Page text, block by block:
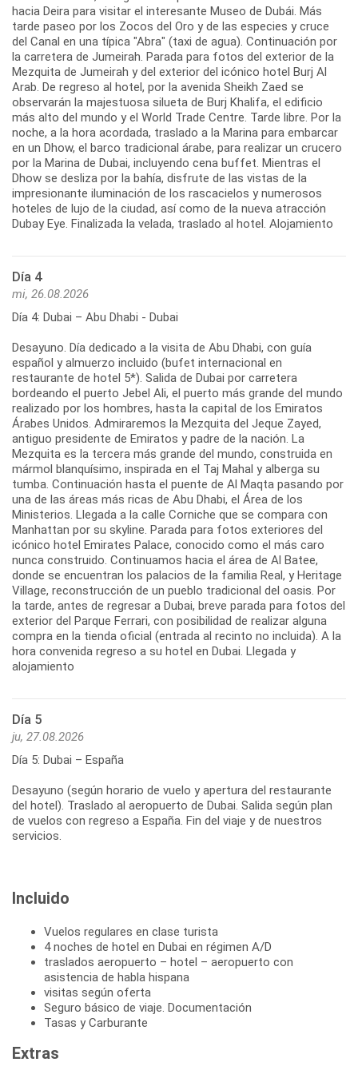
hacia Deira para visitar el interesante Museo de Dubái. Más
tarde paseo por los Zocos del Oro y de las especies y cruce
del Canal en una típica "Abra" (taxi de agua). Continuación por
la carretera de Jumeirah. Parada para fotos del exterior de la
Mezquita de Jumeirah y del exterior del icónico hotel Burj Al
Arab. De regreso al hotel, por la avenida Sheikh Zaed se
observarán la majestuosa silueta de Burj Khalifa, el edificio
más alto del mundo y el World Trade Centre. Tarde libre. Por la
noche, a la hora acordada, traslado a la Marina para embarcar
en un Dhow, el barco tradicional árabe, para realizar un crucero
por la Marina de Dubai, incluyendo cena buffet. Mientras el
Dhow se desliza por la bahía, disfrute de las vistas de la
impresionante iluminación de los rascacielos y numerosos
hoteles de lujo de la ciudad, así como de la nueva atracción
Dubay Eye. Finalizada la velada, traslado al hotel. Alojamiento
Día 4
mi, 26.08.2026
Día 4: Dubai – Abu Dhabi - Dubai
Desayuno. Día dedicado a la visita de Abu Dhabi, con guía
español y almuerzo incluido (bufet internacional en
restaurante de hotel 5*). Salida de Dubai por carretera
bordeando el puerto Jebel Ali, el puerto más grande del mundo
realizado por los hombres, hasta la capital de los Emiratos
Árabes Unidos. Admiraremos la Mezquita del Jeque Zayed,
antiguo presidente de Emiratos y padre de la nación. La
Mezquita es la tercera más grande del mundo, construida en
mármol blanquísimo, inspirada en el Taj Mahal y alberga su
tumba. Continuación hasta el puente de Al Maqta pasando por
una de las áreas más ricas de Abu Dhabi, el Área de los
Ministerios. Llegada a la calle Corniche que se compara con
Manhattan por su skyline. Parada para fotos exteriores del
icónico hotel Emirates Palace, conocido como el más caro
nunca construido. Continuamos hacia el área de Al Batee,
donde se encuentran los palacios de la familia Real, y Heritage
Village, reconstrucción de un pueblo tradicional del oasis. Por
la tarde, antes de regresar a Dubai, breve parada para fotos del
exterior del Parque Ferrari, con posibilidad de realizar alguna
compra en la tienda oficial (entrada al recinto no incluida). A la
hora convenida regreso a su hotel en Dubai. Llegada y
alojamiento
Día 5
ju, 27.08.2026
Día 5: Dubai – España
Desayuno (según horario de vuelo y apertura del restaurante
del hotel). Traslado al aeropuerto de Dubai. Salida según plan
de vuelos con regreso a España. Fin del viaje y de nuestros
servicios.
Incluido
Vuelos regulares en clase turista
4 noches de hotel en Dubai en régimen A/D
traslados aeropuerto – hotel – aeropuerto con
asistencia de habla hispana
visitas según oferta
Seguro básico de viaje. Documentación
Tasas y Carburante
Extras